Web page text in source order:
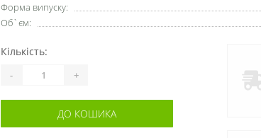
Форма випуску:
Об`єм:
Кількість:
- +
ДО КОШИКА